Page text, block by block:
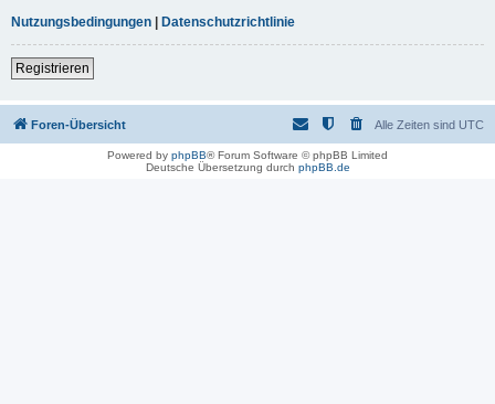
Nutzungsbedingungen | Datenschutzrichtlinie
Registrieren
Foren-Übersicht Alle Zeiten sind UTC
Powered by phpBB® Forum Software © phpBB Limited
Deutsche Übersetzung durch phpBB.de